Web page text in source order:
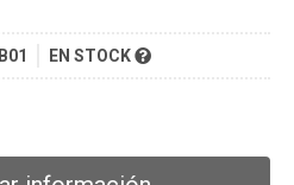
EN STOCK